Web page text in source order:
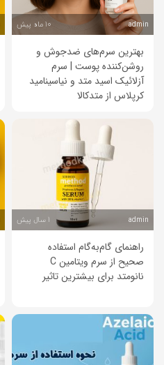
admin 10 ماه پیش
بهترین سرم‌های ضدجوش و
روشن‌کننده پوست | سرم
آزلائیک اسید متد و نیاسینامید
کرپلاس از متدکالا
admin
راهنمای گام‌به‌گام استفاده
صحیح از سرم ویتامین C
نانو‌متد برای بیشترین تاثیر